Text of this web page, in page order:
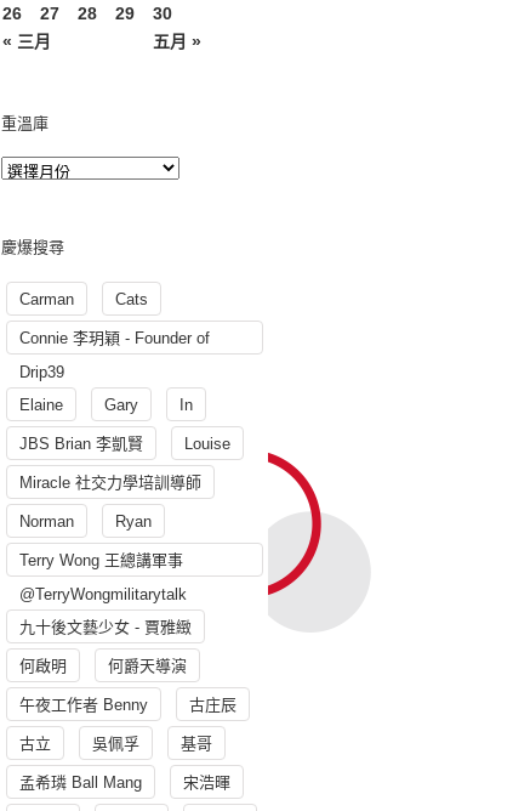
« 三月 五月 »
26
27 28 29 30
重溫庫
慶爆搜尋
Carman Cats
Connie 李玥穎 - Founder of
Drip39
Elaine
Gary In
JBS Brian 李凱賢 Louise
Miracle 社交力學培訓導師
Norman Ryan
Terry Wong 王總講軍事
@TerryWongmilitarytalk
九十後文藝少女 - 賈雅緻
何啟明 何爵天導演
午夜工作者 Benny 古庄辰
古立 吳佩孚 基哥
孟希璘 Ball Mang 宋浩暉